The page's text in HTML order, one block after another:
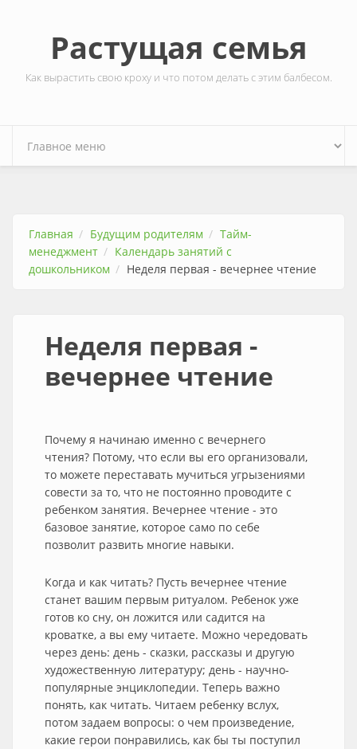
Растущая семья
Как вырастить свою кроху и что потом делать с этим балбесом.
Главная Будущим родителям
Тайм-
менеджмент
Календарь занятий с
дошкольником
Неделя первая - вечернее чтение
Неделя первая -
вечернее чтение
Почему я начинаю именно с вечернего
чтения? Потому, что если вы его организовали,
то можете переставать мучиться угрызениями
совести за то, что не постоянно проводите с
ребенком занятия. Вечернее чтение - это
базовое занятие, которое само по себе
позволит развить многие навыки.
Когда и как читать? Пусть вечернее чтение
станет вашим первым ритуалом. Ребенок уже
готов ко сну, он ложится или садится на
кроватке, а вы ему читаете. Можно чередовать
через день: день - сказки, рассказы и другую
художественную литературу; день - научно-
популярные энциклопедии. Теперь важно
понять, как читать. Читаем ребенку вслух,
потом задаем вопросы: о чем произведение,
какие герои понравились, как бы ты поступил